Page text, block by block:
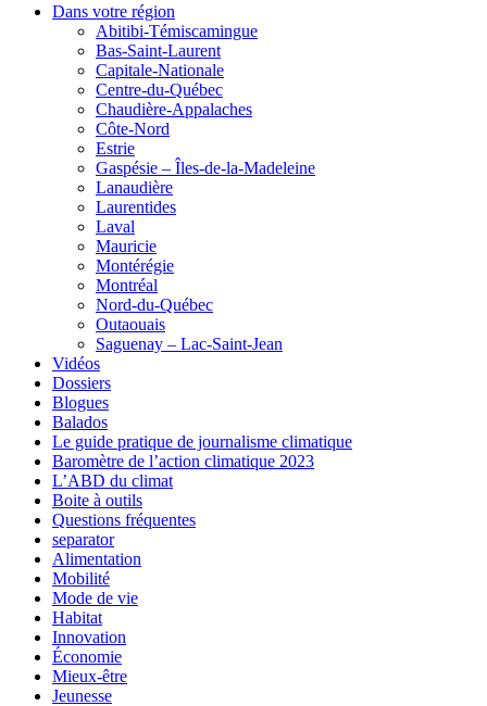
Dans votre région
Abitibi-Témiscamingue
Bas-Saint-Laurent
Capitale-Nationale
Centre-du-Québec
Chaudière-Appalaches
Côte-Nord
Estrie
Gaspésie – Îles-de-la-Madeleine
Lanaudière
Laurentides
Laval
Mauricie
Montérégie
Montréal
Nord-du-Québec
Outaouais
Saguenay – Lac-Saint-Jean
Vidéos
Dossiers
Blogues
Balados
Le guide pratique de journalisme climatique
Baromètre de l’action climatique 2023
L’ABD du climat
Boite à outils
Questions fréquentes
separator
Alimentation
Mobilité
Mode de vie
Habitat
Innovation
Économie
Mieux-être
Jeunesse